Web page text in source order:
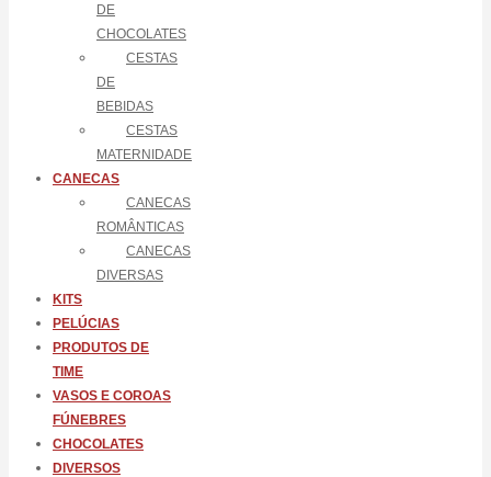
DE
CHOCOLATES
CESTAS
DE
BEBIDAS
CESTAS
MATERNIDADE
CANECAS
CANECAS
ROMÂNTICAS
CANECAS
DIVERSAS
KITS
PELÚCIAS
PRODUTOS DE
TIME
VASOS E COROAS
FÚNEBRES
CHOCOLATES
DIVERSOS